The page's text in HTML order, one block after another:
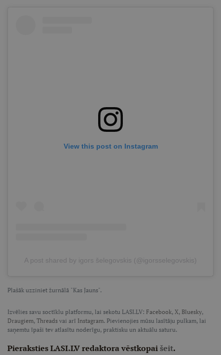
View this post on Instagram
A post shared by igors šelegovskis (@igorsselegovskis)
Plašāk uzziniet žurnālā "Kas Jauns".
Izvēlies savu soctīklu platformu, lai sekotu LASI.LV: Facebook, X, Bluesky,
Draugiem, Threads vai arī Instagram. Pievienojies mūsu lasītāju pulkam, lai
saņemtu īpaši tev atlasītu noderīgu, praktisku un aktuālu saturu.
Pieraksties LASI.LV redaktora vēstkopaišeit.